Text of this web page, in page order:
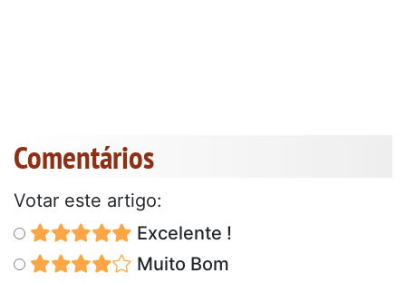
Comentários
Votar este artigo:
Excelente !
Muito Bom